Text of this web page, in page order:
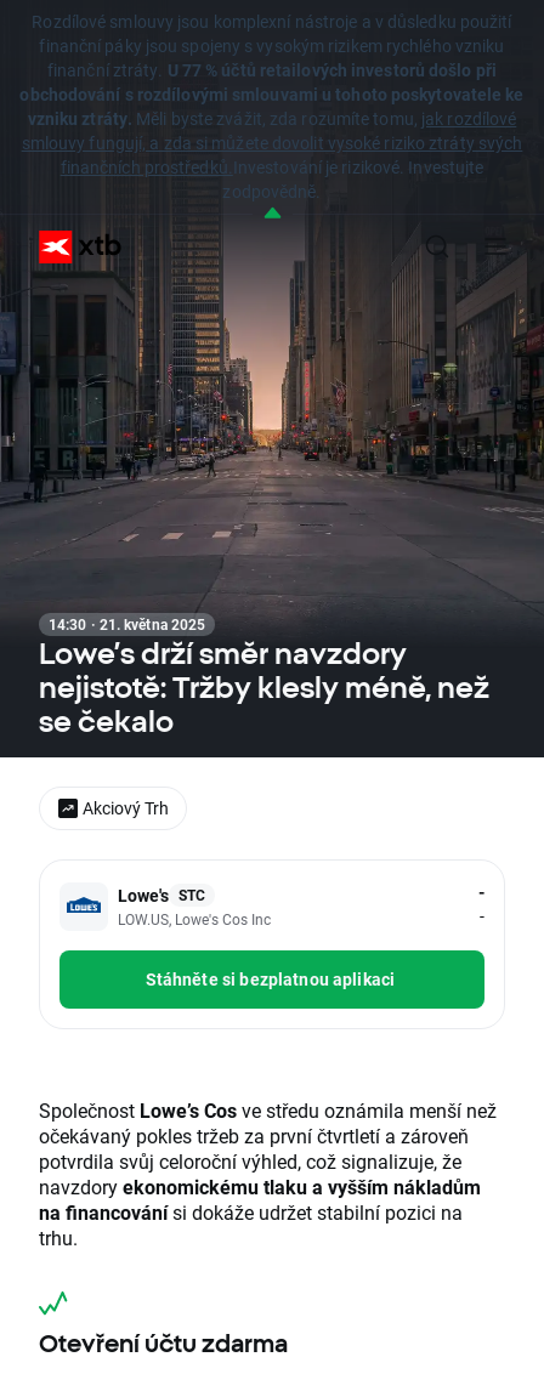
Rozdílové smlouvy jsou komplexní nástroje a v důsledku použití
finanční páky jsou spojeny s vysokým rizikem rychlého vzniku
finanční ztráty. U 77 % účtů retailových investorů došlo při
obchodování s rozdílovými smlouvami u tohoto poskytovatele ke
vzniku ztráty. Měli byste zvážit, zda rozumíte tomu, jak rozdílové
smlouvy fungují, a zda si můžete dovolit vysoké riziko ztráty svých
finančních prostředků.Investování je rizikové. Investujte
zodpovědně.
14:30 · 21. května 2025
Lowe’s drží směr navzdory
nejistotě: Tržby klesly méně, než
se čekalo
Lowe's STC
LOW.US, Lowe's Cos Inc
-
-
Stáhněte si bezplatnou aplikaci
Společnost Lowe’s Cosve středu oznámila menší než
očekávaný pokles tržeb za první čtvrtletí a zároveň
potvrdila svůj celoroční výhled, což signalizuje, že
navzdoryekonomickému tlaku a vyšším nákladům
na financovánísi dokáže udržet stabilní pozici na
trhu.
Otevření účtu zdarma
Akciový Trh